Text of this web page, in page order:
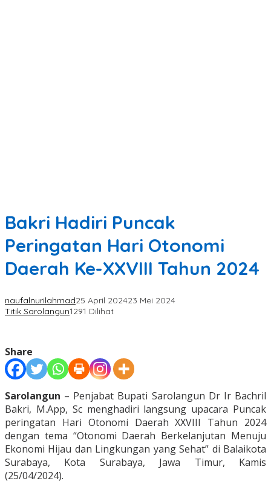
Bakri Hadiri Puncak
Peringatan Hari Otonomi
Daerah Ke-XXVIII Tahun 2024
naufalnurilahmad25 April 202423 Mei 2024
Titik Sarolangun1291 Dilihat
Share
Sarolangun – Penjabat Bupati Sarolangun Dr Ir Bachril
Bakri, M.App, Sc menghadiri langsung upacara Puncak
peringatan Hari Otonomi Daerah XXVIII Tahun 2024
dengan tema “Otonomi Daerah Berkelanjutan Menuju
Ekonomi Hijau dan Lingkungan yang Sehat” di Balaikota
Surabaya, Kota Surabaya, Jawa Timur, Kamis
(25/04/2024).